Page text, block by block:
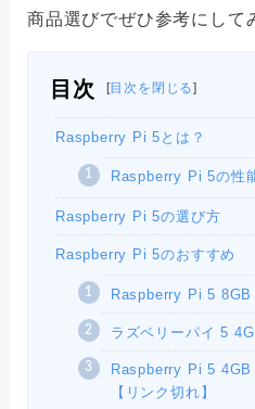
商品選びでぜひ参考にして
目次 目次を閉じる
Raspberry Pi 5とは？
Raspberry Pi 5の性
Raspberry Pi 5の選び方
Raspberry Pi 5のおすすめ
Raspberry Pi 5
ラズベリーパイ 5
Raspberry Pi 5 4GB
【リンク切れ】